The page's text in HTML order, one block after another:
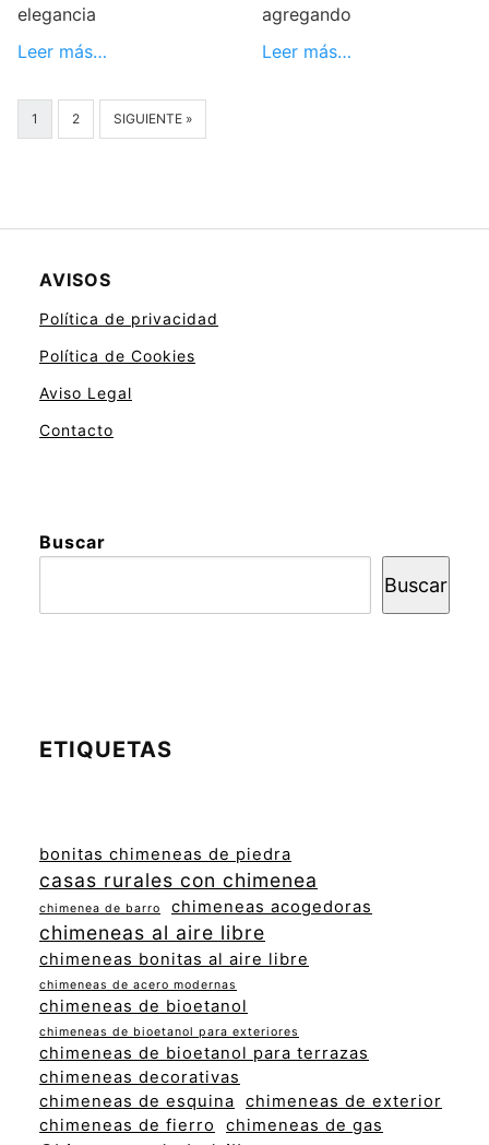
elegancia
Leer más…
agregando
Leer más…
1 2 SIGUIENTE »
AVISOS
Política de privacidad
Política de Cookies
Aviso Legal
Contacto
Buscar
Buscar
ETIQUETAS
bonitas chimeneas de piedra
casas rurales con chimenea
chimenea de barro chimeneas acogedoras
chimeneas al aire libre
chimeneas bonitas al aire libre
chimeneas de acero modernas
chimeneas de bioetanol
chimeneas de bioetanol para exteriores
chimeneas de bioetanol para terrazas
chimeneas decorativas
chimeneas de esquina
chimeneas de exterior
chimeneas de fierro
chimeneas de gas